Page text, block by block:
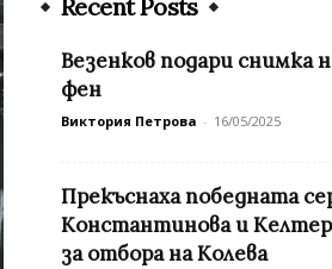
Recent Posts
Везенков подари снимка
фен
Виктория Петрова - 16/05/2025
Прекъснаха победната
Константинова и
за отбора на Колева